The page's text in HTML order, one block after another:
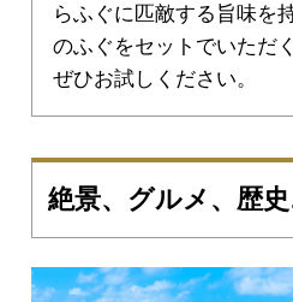
らふぐに匹敵する旨味を
のふぐをセットでいただ
ぜひお試しください。
絶景、グルメ、歴